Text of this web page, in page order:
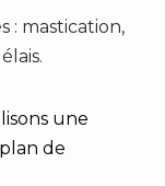
: mastication,
une
de